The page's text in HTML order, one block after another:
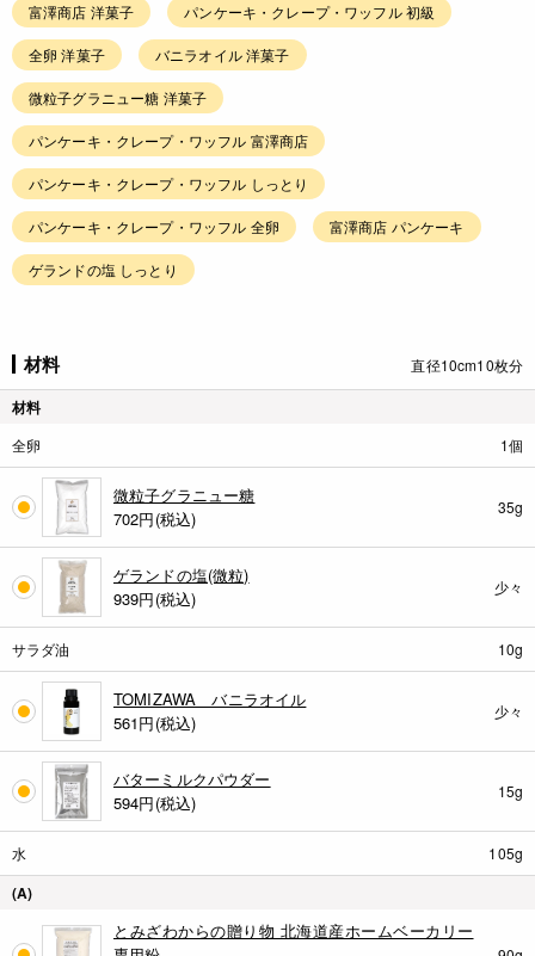
富澤商店 洋菓子 パンケーキ・クレープ・ワッフル 初級
全卵 洋菓子 バニラオイル 洋菓子
微粒子グラニュー糖 洋菓子
パンケーキ・クレープ・ワッフル 富澤商店
パンケーキ・クレープ・ワッフル しっとり
パンケーキ・クレープ・ワッフル 全卵 富澤商店 パンケーキ
ゲランドの塩 しっとり
材料 直径10cm10枚分
材料
全卵 1個
微粒子グラニュー糖
702円(税込)
35g
ゲランドの塩(微粒)
939円(税込)
少々
サラダ油 10g
TOMIZAWA バニラオイル
561円(税込)
少々
バターミルクパウダー
594円(税込)
15g
水 105g
(A)
とみざわからの贈り物 北海道産ホームベーカリー